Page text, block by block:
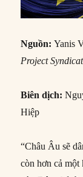
Nguồn:Yanis
Project
Biên dịch:
Hiệp
“Châu Âu sẽ
còn hơn cả một